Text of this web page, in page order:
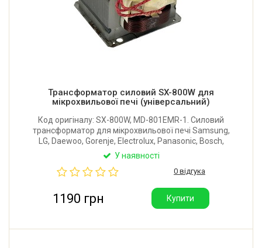
Трансформатор силовий SX-800W для
мікрохвильової печі (універсальний)
Код оригіналу: SX-800W, MD-801EMR-1. Силовий
трансформатор для мікрохвильової печі Samsung,
LG, Daewoo, Gorenje, Electrolux, Panasonic, Bosch,
Candy та інших. Розмір: 90x77x72 мм. Потужність:
Виробник: Китай.
У наявності
0 відгука
1190 грн Купити